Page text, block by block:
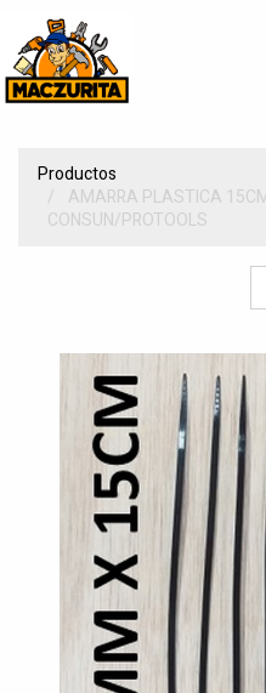
Productos
AMARRA PLASTICA
CONSUN/PROTOOLS